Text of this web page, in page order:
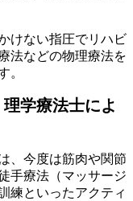
けない指圧でリハビ
法などの物理療法を
。
学療法士によ
、今度は筋肉や関節
手療法（マッサージ
練といったアクティ